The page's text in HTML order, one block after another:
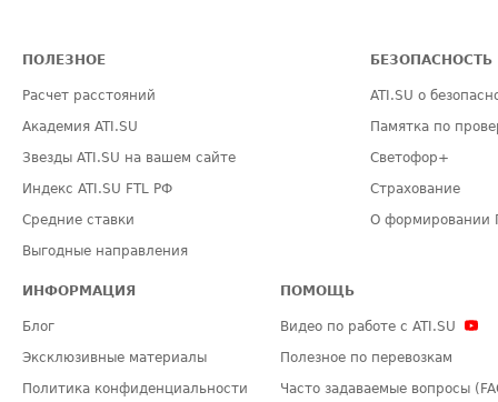
ПОЛЕЗНОЕ
Расчет расстояний
Академия ATI.SU
Звезды ATI.SU на вашем сайте
Индекс ATI.SU FTL РФ
Средние ставки
Выгодные направления
БЕЗОПАСНОСТЬ
ATI.SU о
Памятка по
Светофор+
Страхование
О формировании
ИНФОРМАЦИЯ
Блог
Эксклюзивные материалы
Политика конфиденциальности
ПОМОЩЬ
Видео по работе с ATI.SU
Полезное по перевозкам
Часто задаваемые вопросы